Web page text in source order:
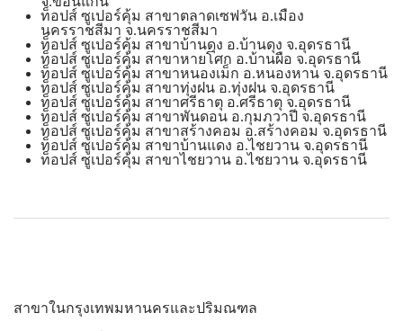
ท็อปส์ ซูเปอร์คุ้ม สาขาตลาดเซฟวัน อ.เมือง
นครราชสีมา จ.นครราชสีมา
ท็อปส์ ซูเปอร์คุ้ม สาขาบ้านดุง อ.บ้านดุง จ.อุดรธานี
ท็อปส์ ซูเปอร์คุ้ม สาขาหายโศก อ.บ้านผือ จ.อุดรธานี
ท็อปส์ ซูเปอร์คุ้ม สาขาหนองเม็ก อ.หนองหาน จ.อุดรธานี
ท็อปส์ ซูเปอร์คุ้ม สาขาทุ่งฝน อ.ทุ่งฝน จ.อุดรธานี
ท็อปส์ ซูเปอร์คุ้ม สาขาศรีธาตุ อ.ศรีธาตุ จ.อุดรธานี
ท็อปส์ ซูเปอร์คุ้ม สาขาพันดอน อ.กุมภวาปี จ.อุดรธานี
ท็อปส์ ซูเปอร์คุ้ม สาขาสร้างคอม อ.สร้างคอม จ.อุดรธานี
ท็อปส์ ซูเปอร์คุ้ม สาขาบ้านแดง อ.ไชยวาน จ.อุดรธานี
ท็อปส์ ซูเปอร์คุ้ม สาขาไชยวาน อ.ไชยวาน จ.อุดรธานี
สาขาในกรุงเทพมหานครและปริมณฑล